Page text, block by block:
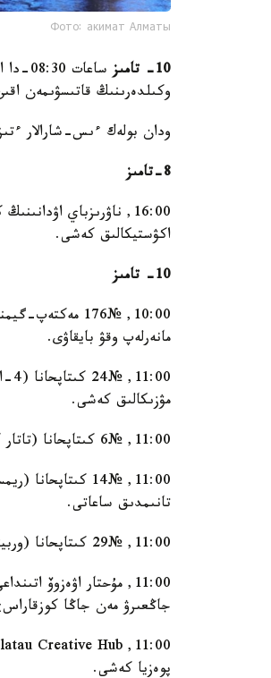
Фото: акимат Алматы
10- تامىز
وكىلدەرىنىڭ قاتىسۋىمەن
ودان بولەك ءىس-شارالار
8-تامىز
اكۋستيكالىق كەشى.
10- تامىز
10:00, №176
مانەرلەپ وقۋ بايقاۋى.
مۋزىكالىق كەشى.
11:00, №6 كىتاپحانا (تاتار كوشەسى، 32) - «ولمەيتۇعىن ارتىنا ءسوز قالدىرعان» ادەبي-پوەزيالىق كەشى.
تانىمدىق ساعاتى.
11:00, №29 كىتاپحانا (وربيتا-4 ش/ا، 10) - «ۇلى دالا ءۇنى - اباي» ادەبي-مۋزىكالىق كەشى.
جاڭعىرۋ مەن جاڭا
پوەزيا كەشى.